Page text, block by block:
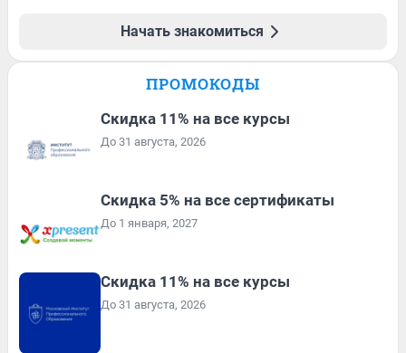
Начать знакомиться
ПРОМОКОДЫ
Скидка 11% на все курсы
До 31 августа, 2026
Скидка 5% на все сертификаты
До 1 января, 2027
Скидка 11% на все курсы
До 31 августа, 2026